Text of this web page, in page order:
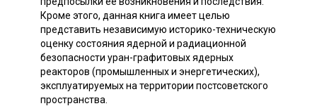
Кроме этого, данная книга имеет целью
представить независимую историко-техническую
оценку состояния ядерной и радиационной
безопасности уран-графитовых ядерных
реакторов (промышленных и энергетических),
эксплуатируемых на территории постсоветского
пространства.